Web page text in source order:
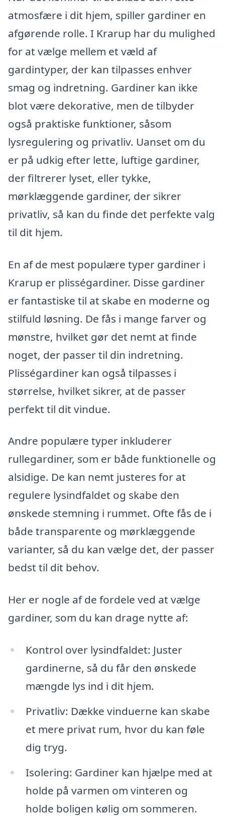
atmosfære i dit hjem, spiller gardiner en
afgørende rolle. I Krarup har du mulighed
for at vælge mellem et væld af
gardintyper, der kan tilpasses enhver
smag og indretning. Gardiner kan ikke
blot være dekorative, men de tilbyder
også praktiske funktioner, såsom
lysregulering og privatliv. Uanset om du
er på udkig efter lette, luftige gardiner,
der filtrerer lyset, eller tykke,
mørklæggende gardiner, der sikrer
privatliv, så kan du finde det perfekte valg
til dit hjem.
En af de mest populære typer gardiner i
Krarup er plisségardiner. Disse gardiner
er fantastiske til at skabe en moderne og
stilfuld løsning. De fås i mange farver og
mønstre, hvilket gør det nemt at finde
noget, der passer til din indretning.
Plisségardiner kan også tilpasses i
størrelse, hvilket sikrer, at de passer
perfekt til dit vindue.
Andre populære typer inkluderer
rullegardiner, som er både funktionelle og
alsidige. De kan nemt justeres for at
regulere lysindfaldet og skabe den
ønskede stemning i rummet. Ofte fås de i
både transparente og mørklæggende
varianter, så du kan vælge det, der passer
bedst til dit behov.
Her er nogle af de fordele ved at vælge
gardiner, som du kan drage nytte af:
Kontrol over lysindfaldet: Juster
gardinerne, så du får den ønskede
mængde lys ind i dit hjem.
Privatliv: Dække vinduerne kan skabe
et mere privat rum, hvor du kan føle
dig tryg.
Isolering: Gardiner kan hjælpe med at
holde på varmen om vinteren og
holde boligen kølig om sommeren.